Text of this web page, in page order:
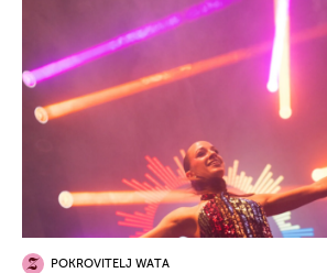
POKROVITELJ WATA